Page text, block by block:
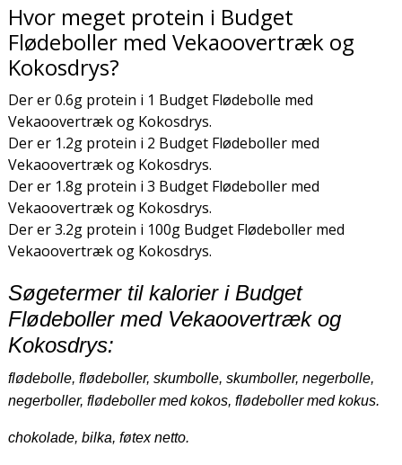
Hvor meget protein i Budget
Flødeboller med Vekaoovertræk og
Kokosdrys?
Der er 0.6g protein i 1 Budget Flødebolle med
Vekaoovertræk og Kokosdrys.
Der er 1.2g protein i 2 Budget Flødeboller med
Vekaoovertræk og Kokosdrys.
Der er 1.8g protein i 3 Budget Flødeboller med
Vekaoovertræk og Kokosdrys.
Der er 3.2g protein i 100g Budget Flødeboller med
Vekaoovertræk og Kokosdrys.
Søgetermer til kalorier i Budget
Flødeboller med Vekaoovertræk og
Kokosdrys:
flødebolle, flødeboller, skumbolle, skumboller, negerbolle,
negerboller, flødeboller med kokos, flødeboller med kokus.
chokolade, bilka, føtex netto.